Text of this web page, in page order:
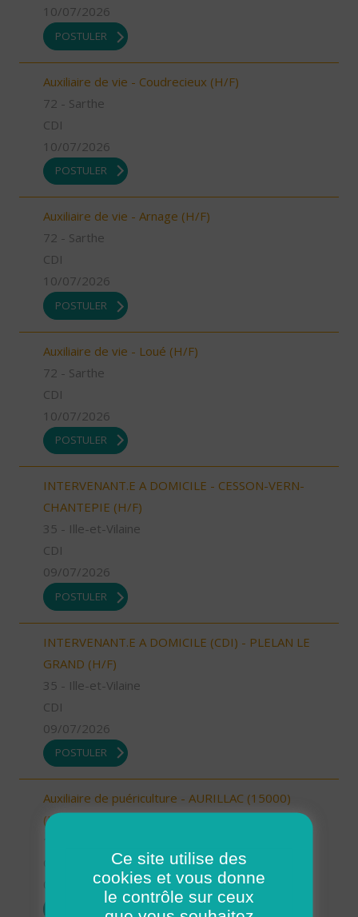
10/07/2026
POSTULER
Auxiliaire de vie - Coudrecieux (H/F)
72 - Sarthe
CDI
10/07/2026
POSTULER
Auxiliaire de vie - Arnage (H/F)
72 - Sarthe
CDI
10/07/2026
POSTULER
Auxiliaire de vie - Loué (H/F)
72 - Sarthe
CDI
10/07/2026
POSTULER
INTERVENANT.E A DOMICILE - CESSON-VERN-
CHANTEPIE (H/F)
35 - Ille-et-Vilaine
CDI
09/07/2026
POSTULER
INTERVENANT.E A DOMICILE (CDI) - PLELAN LE
GRAND (H/F)
35 - Ille-et-Vilaine
CDI
09/07/2026
POSTULER
Auxiliaire de puériculture - AURILLAC (15000)
(H/F)
09/07/2026
Ce site utilise des
cookies et vous donne
le contrôle sur ceux